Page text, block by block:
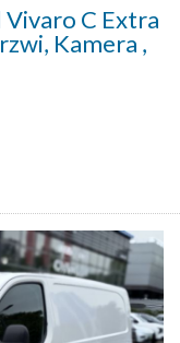
C Extra
Kamera ,